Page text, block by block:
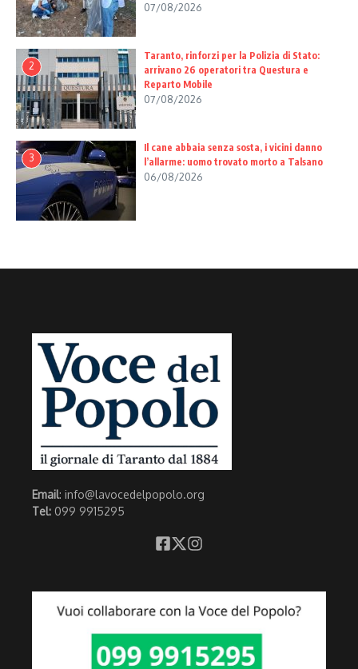
07/08/2026
2
Taranto, rinforzi per la Polizia di Stato:
arrivano 26 operatori tra Questura e
Reparto Mobile
07/08/2026
3
Il cane abbaia senza sosta, i vicini danno
l’allarme: uomo trovato morto a Talsano
06/08/2026
Email: info@lavocedelpopolo.org
Tel: 099 9915295